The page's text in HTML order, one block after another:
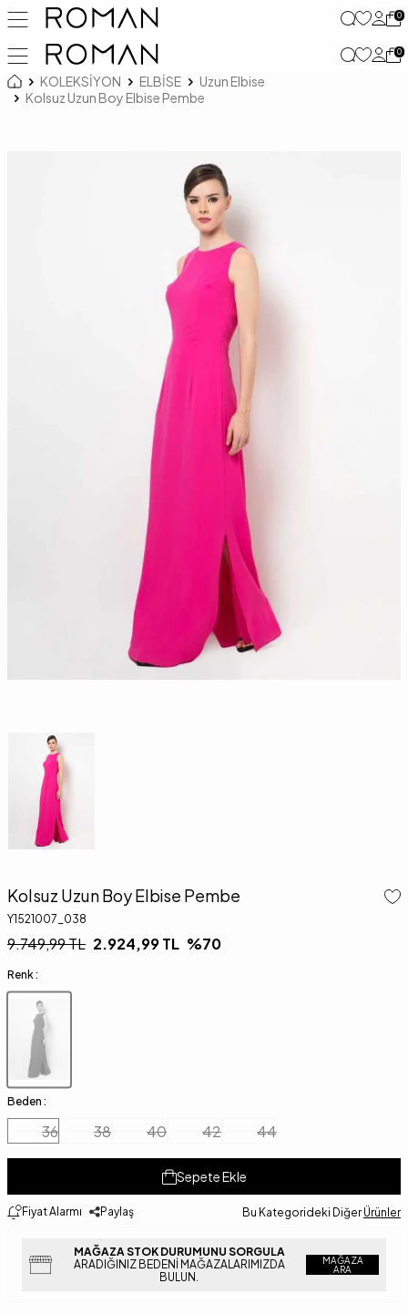
0
0
KOLEKSİYON ELBİSE
Uzun Elbise
Kolsuz Uzun Boy Elbise Pembe
Kolsuz Uzun Boy Elbise Pembe
Y1521007_038
9.749,99TL 2.924,99TL %70
Renk :
Beden :
36 38 40 42 44
Sepete Ekle
Fiyat Alarmı Paylaş Bu Kategorideki Diğer Ürünler
MAĞAZA STOK DURUMUNU SORGULA
ARADIĞINIZ BEDENI MAĞAZALARIMIZDA
BULUN.
MAĞAZA
ARA